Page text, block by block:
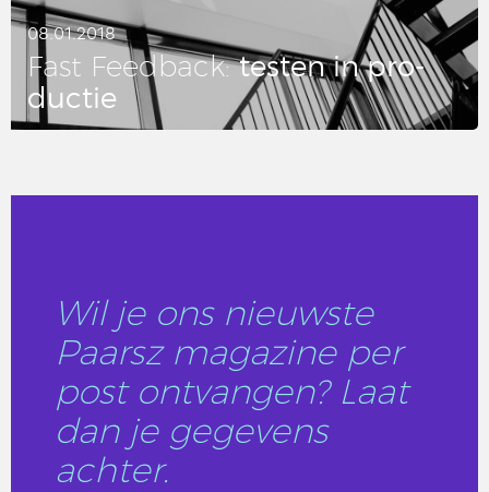
08.01.2018
Fast Feed­back:testen in pro­
duc­tie
Wil je ons nieuwste
Paarsz magazine per
post ontvangen? Laat
dan je gegevens
achter.